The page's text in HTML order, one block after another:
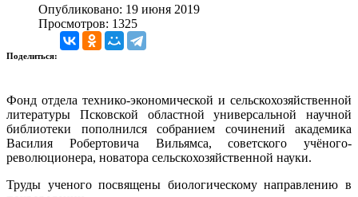
Опубликовано: 19 июня 2019
Просмотров: 1325
Поделиться:
Фонд отдела технико-экономической и сельскохозяйственной
литературы Псковской областной универсальной научной
библиотеки пополнился собранием сочинений академика
Василия Робертовича Вильямса, советского учёного-
революционера, новатора сельскохозяйственной науки.
Труды ученого посвящены биологическому направлению в